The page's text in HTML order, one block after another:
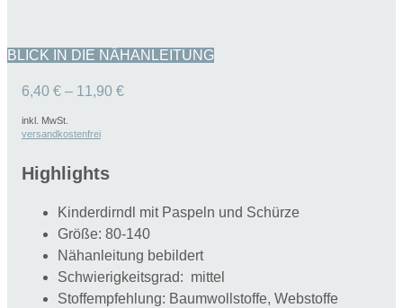
BLICK IN DIE NÄHANLEITUNG
6,40 € – 11,90 €
inkl. MwSt.
versandkostenfrei
Highlights
Kinderdirndl mit Paspeln und Schürze
Größe: 80-140
Nähanleitung bebildert
Schwierigkeitsgrad: mittel
Stoffempfehlung: Baumwollstoffe, Webstoffe